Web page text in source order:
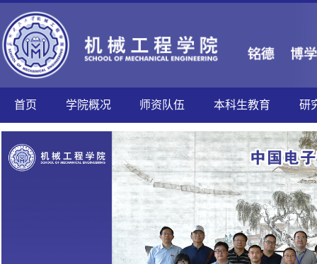
首页 学院概况 师资队伍 本科生教育 研